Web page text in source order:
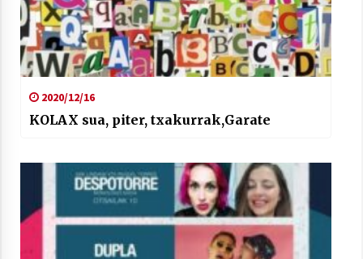
2020/12/16
KOLAX sua, piter, txakurrak,Garate